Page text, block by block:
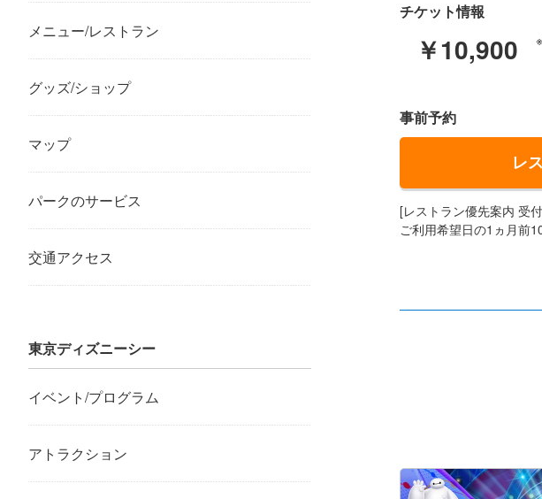
チケット情報
￥10,900
事前予約
レ
[レストラン優先案内 受
ご利用希望日の1ヵ月前
メニュー/レストラン
グッズ/ショップ
マップ
パークのサービス
交通アクセス
東京ディズニーシー
イベント/プログラム
アトラクション